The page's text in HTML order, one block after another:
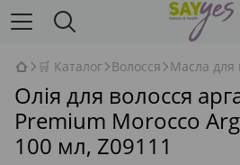
🛒 Каталог Волосся Масла для
Олія для волосся
Premium Morocco
100 мл, Z09111